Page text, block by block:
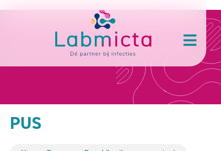
PUS